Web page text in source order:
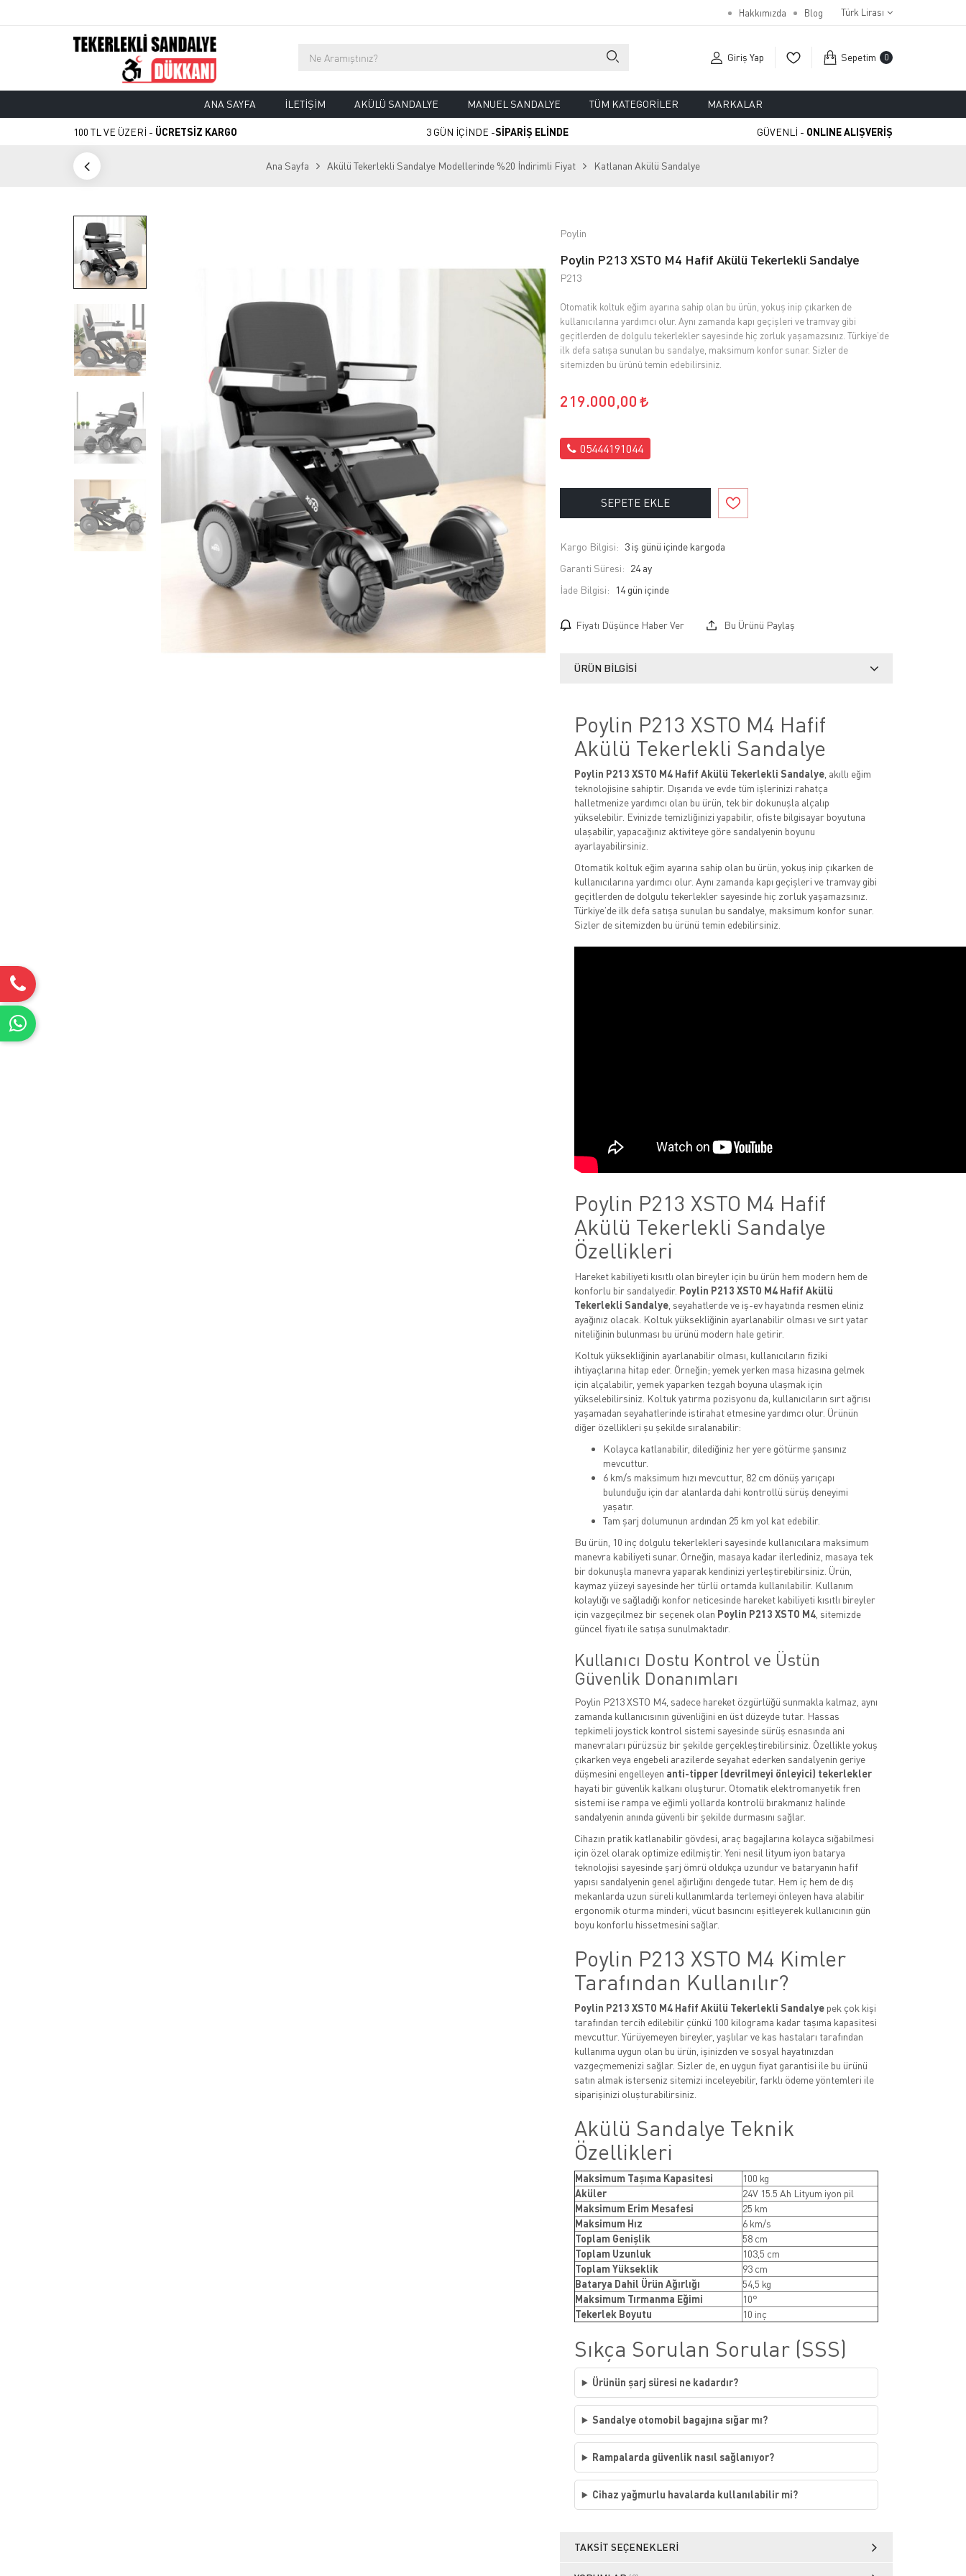
Hakkımızda Blog Türk Lirası
Giriş Yap Sepetim 0
ANA SAYFA İLETIŞIM AKÜLÜ SANDALYE MANUEL SANDALYE TÜM KATEGORILER MARKALAR
100 TL VE ÜZERİ - ÜCRETSİZ KARGO 3 GÜN İÇİNDE -SİPARİŞ ELİNDE GÜVENLİ - ONLINE ALIŞVERİŞ
Ana Sayfa Akülü Tekerlekli Sandalye Modellerinde %20 İndirimli Fiyat Katlanan Akülü Sandalye
Poylin
Poylin P213 XSTO M4 Hafif Akülü Tekerlekli Sandalye
P213
Otomatik koltuk eğim ayarına sahip olan bu ürün, yokuş inip çıkarken de
kullanıcılarına yardımcı olur. Aynı zamanda kapı geçişleri ve tramvay gibi
geçitlerden de dolgulu tekerlekler sayesinde hiç zorluk yaşamazsınız. Türkiye’de
ilk defa satışa sunulan bu sandalye, maksimum konfor sunar. Sizler de
sitemizden bu ürünü temin edebilirsiniz.
219.000,00
05444191044
SEPETE EKLE
Kargo Bilgisi: 3 iş günü içinde kargoda
Garanti Süresi: 24 ay
İade Bilgisi:
Fiyatı Düşünce Haber Ver Bu Ürünü Paylaş
ÜRÜN BILGISI
Poylin P213 XSTO M4 Hafif
Akülü Tekerlekli Sandalye
Poylin P213 XSTO M4 Hafif Akülü Tekerlekli Sandalye, akıllı eğim
teknolojisine sahiptir. Dışarıda ve evde tüm işlerinizi rahatça
halletmenize yardımcı olan bu ürün, tek bir dokunuşla alçalıp
yükselebilir. Evinizde temizliğinizi yapabilir, ofiste bilgisayar boyutuna
ulaşabilir, yapacağınız aktiviteye göre sandalyenin boyunu
ayarlayabilirsiniz.
Otomatik koltuk eğim ayarına sahip olan bu ürün, yokuş inip çıkarken de
kullanıcılarına yardımcı olur. Aynı zamanda kapı geçişleri ve tramvay gibi
geçitlerden de dolgulu tekerlekler sayesinde hiç zorluk yaşamazsınız.
Türkiye’de ilk defa satışa sunulan bu sandalye, maksimum konfor sunar.
Sizler de sitemizden bu ürünü temin edebilirsiniz.
Poylin P213 XSTO M4 Hafif
Akülü Tekerlekli Sandalye
Özellikleri
Hareket kabiliyeti kısıtlı olan bireyler için bu ürün hem modern hem de
konforlu bir sandalyedir. Poylin P213 XSTO M4 Hafif Akülü
Tekerlekli Sandalye, seyahatlerde ve iş-ev hayatında resmen eliniz
ayağınız olacak. Koltuk yüksekliğinin ayarlanabilir olması ve sırt yatar
niteliğinin bulunması bu ürünü modern hale getirir.
Koltuk yüksekliğinin ayarlanabilir olması, kullanıcıların fiziki
ihtiyaçlarına hitap eder. Örneğin; yemek yerken masa hizasına gelmek
için alçalabilir, yemek yaparken tezgah boyuna ulaşmak için
yükselebilirsiniz. Koltuk yatırma pozisyonu da, kullanıcıların sırt ağrısı
yaşamadan seyahatlerinde istirahat etmesine yardımcı olur. Ürünün
diğer özellikleri şu şekilde sıralanabilir:
Kolayca katlanabilir, dilediğiniz her yere götürme şansınız
mevcuttur.
6 km/s maksimum hızı mevcuttur, 82 cm dönüş yarıçapı
bulunduğu için dar alanlarda dahi kontrollü sürüş deneyimi
yaşatır.
Tam şarj dolumunun ardından 25 km yol kat edebilir.
Bu ürün, 10 inç dolgulu tekerlekleri sayesinde kullanıcılara maksimum
manevra kabiliyeti sunar. Örneğin, masaya kadar ilerlediniz, masaya tek
bir dokunuşla manevra yaparak kendinizi yerleştirebilirsiniz. Ürün,
kaymaz yüzeyi sayesinde her türlü ortamda kullanılabilir. Kullanım
kolaylığı ve sağladığı konfor neticesinde hareket kabiliyeti kısıtlı bireyler
için vazgeçilmez bir seçenek olan Poylin P213 XSTO M4, sitemizde
güncel fiyatı ile satışa sunulmaktadır.
Kullanıcı Dostu Kontrol ve Üstün
Güvenlik Donanımları
Poylin P213 XSTO M4, sadece hareket özgürlüğü sunmakla kalmaz, aynı
zamanda kullanıcısının güvenliğini en üst düzeyde tutar. Hassas
tepkimeli joystick kontrol sistemi sayesinde sürüş esnasında ani
manevraları pürüzsüz bir şekilde gerçekleştirebilirsiniz. Özellikle yokuş
çıkarken veya engebeli arazilerde seyahat ederken sandalyenin geriye
düşmesini engelleyen anti-tipper (devrilmeyi önleyici) tekerlekler
hayati bir güvenlik kalkanı oluşturur. Otomatik elektromanyetik fren
sistemi ise rampa ve eğimli yollarda kontrolü bırakmanız halinde
sandalyenin anında güvenli bir şekilde durmasını sağlar.
Cihazın pratik katlanabilir gövdesi, araç bagajlarına kolayca sığabilmesi
için özel olarak optimize edilmiştir. Yeni nesil lityum iyon batarya
teknolojisi sayesinde şarj ömrü oldukça uzundur ve bataryanın hafif
yapısı sandalyenin genel ağırlığını dengede tutar. Hem iç hem de dış
mekanlarda uzun süreli kullanımlarda terlemeyi önleyen hava alabilir
ergonomik oturma minderi, vücut basıncını eşitleyerek kullanıcının gün
boyu konforlu hissetmesini sağlar.
Poylin P213 XSTO M4 Kimler
Tarafından Kullanılır?
Poylin P213 XSTO M4 Hafif Akülü Tekerlekli Sandalyepek çok kişi
tarafından tercih edilebilir çünkü 100 kilograma kadar taşıma kapasitesi
mevcuttur. Yürüyemeyen bireyler, yaşlılar ve kas hastaları tarafından
kullanıma uygun olan bu ürün, işinizden ve sosyal hayatınızdan
vazgeçmemenizi sağlar. Sizler de, en uygun fiyat garantisi ile bu ürünü
satın almak isterseniz sitemizi inceleyebilir, farklı ödeme yöntemleri ile
siparişinizi oluşturabilirsiniz.
Akülü Sandalye Teknik
Özellikleri
Maksimum Taşıma Kapasitesi
100 kg
Aküler
24V 15.5 Ah Lityum iyon pil
Maksimum Erim Mesafesi
25 km
Maksimum Hız
6 km/s
Toplam Genişlik
58 cm
Toplam Uzunluk
103,5 cm
Toplam Yükseklik
93 cm
Batarya Dahil Ürün Ağırlığı
54,5 kg
Maksimum Tırmanma Eğimi
10°
Tekerlek Boyutu
10 inç
Sıkça Sorulan Sorular (SSS)
Ürünün şarj süresi ne kadardır?
Sandalye otomobil bagajına sığar mı?
Rampalarda güvenlik nasıl sağlanıyor?
Cihaz yağmurlu havalarda kullanılabilir mi?
TAKSIT SEÇENEKLERI